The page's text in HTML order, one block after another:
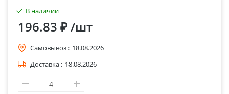
В наличии
196.83 ₽/шт
Самовывоз : 18.08.2026
Доставка : 18.08.2026